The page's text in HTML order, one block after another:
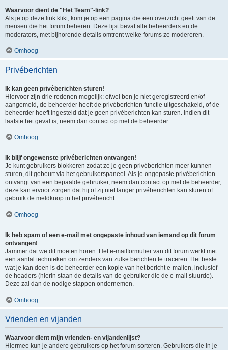
Waarvoor dient de "Het Team"-link?
Als je op deze link klikt, kom je op een pagina die een overzicht geeft van de
mensen die het forum beheren. Deze lijst bevat alle beheerders en de
moderators, met bijhorende details omtrent welke forums ze modereren.
Omhoog
Privéberichten
Ik kan geen privéberichten sturen!
Hiervoor zijn drie redenen mogelijk: ofwel ben je niet geregistreerd en/of
aangemeld, de beheerder heeft de privéberichten functie uitgeschakeld, of de
beheerder heeft ingesteld dat je geen privéberichten kan sturen. Indien dit
laatste het geval is, neem dan contact op met de beheerder.
Omhoog
Ik blijf ongewenste privéberichten ontvangen!
Je kunt gebruikers blokkeren zodat ze je geen privéberichten meer kunnen
sturen, dit gebeurt via het gebruikerspaneel. Als je ongepaste privéberichten
ontvangt van een bepaalde gebruiker, neem dan contact op met de beheerder,
deze kan ervoor zorgen dat hij of zij niet langer privéberichten kan sturen of
gebruik de meldknop in het privébericht.
Omhoog
Ik heb spam of een e-mail met ongepaste inhoud van iemand op dit forum
ontvangen!
Jammer dat we dit moeten horen. Het e-mailformulier van dit forum werkt met
een aantal technieken om zenders van zulke berichten te traceren. Het beste
wat je kan doen is de beheerder een kopie van het bericht e-mailen, inclusief
de headers (hierin staan de details van de gebruiker die de e-mail stuurde).
Deze zal dan de nodige stappen ondernemen.
Omhoog
Vrienden en vijanden
Waarvoor dient mijn vrienden- en vijandenlijst?
Hiermee kun je andere gebruikers op het forum sorteren. Gebruikers die in je